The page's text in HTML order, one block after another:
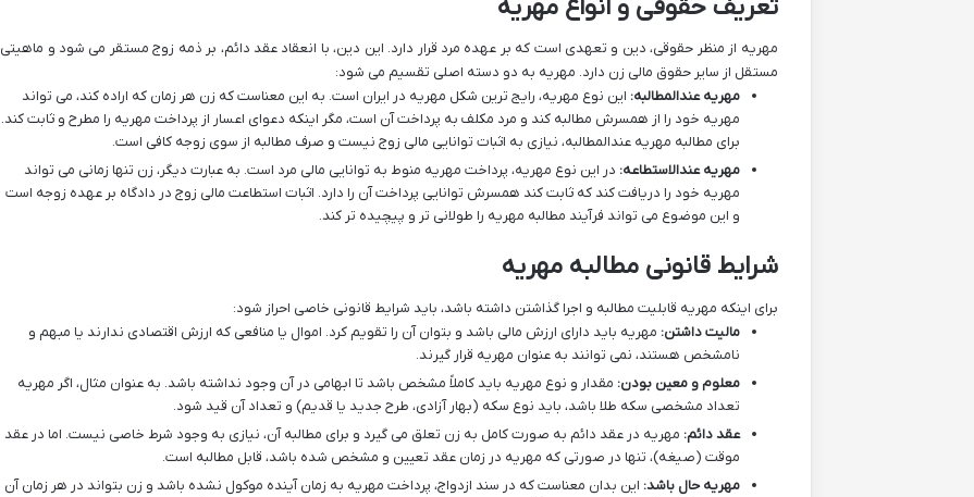
تعریف حقوقی و انواع مهریه
مهریه از منظر حقوقی، دین و تعهدی است که بر عهده مرد قرار دارد. این دین، با انعقاد عقد دائم، بر ذمه زوج مستقر می شود و ماهیتی
مستقل از سایر حقوق مالی زن دارد. مهریه به دو دسته اصلی تقسیم می شود:
مهریه عندالمطالبه: این نوع مهریه، رایج ترین شکل مهریه در ایران است. به این معناست که زن هر زمان که اراده کند، می تواند
مهریه خود را از همسرش مطالبه کند و مرد مکلف به پرداخت آن است، مگر اینکه دعوای اعسار از پرداخت مهریه را مطرح و ثابت کند.
برای مطالبه مهریه عندالمطالبه، نیازی به اثبات توانایی مالی زوج نیست و صرف مطالبه از سوی زوجه کافی است.
مهریه عندالاستطاعه: در این نوع مهریه، پرداخت مهریه منوط به توانایی مالی مرد است. به عبارت دیگر، زن تنها زمانی می تواند
مهریه خود را دریافت کند که ثابت کند همسرش توانایی پرداخت آن را دارد. اثبات استطاعت مالی زوج در دادگاه بر عهده زوجه است
و این موضوع می تواند فرآیند مطالبه مهریه را طولانی تر و پیچیده تر کند.
شرایط قانونی مطالبه مهریه
برای اینکه مهریه قابلیت مطالبه و اجرا گذاشتن داشته باشد، باید شرایط قانونی خاصی احراز شود:
مالیت داشتن: مهریه باید دارای ارزش مالی باشد و بتوان آن را تقویم کرد. اموال یا منافعی که ارزش اقتصادی ندارند یا مبهم و
نامشخص هستند، نمی توانند به عنوان مهریه قرار گیرند.
معلوم و معین بودن: مقدار و نوع مهریه باید کاملاً مشخص باشد تا ابهامی در آن وجود نداشته باشد. به عنوان مثال، اگر مهریه
تعداد مشخصی سکه طلا باشد، باید نوع سکه (بهار آزادی، طرح جدید یا قدیم) و تعداد آن قید شود.
عقد دائم: مهریه در عقد دائم به صورت کامل به زن تعلق می گیرد و برای مطالبه آن، نیازی به وجود شرط خاصی نیست. اما در عقد
موقت (صیغه)، تنها در صورتی که مهریه در زمان عقد تعیین و مشخص شده باشد، قابل مطالبه است.
مهریه حال باشد: این بدان معناست که در سند ازدواج، پرداخت مهریه به زمان آینده موکول نشده باشد و زن بتواند در هر زمان آن